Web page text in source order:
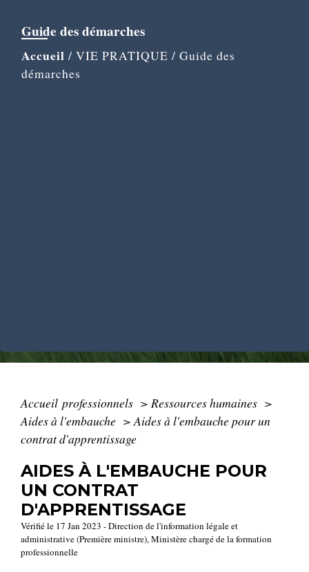
Guide des démarches
Accueil / VIE PRATIQUE / Guide des
démarches
Accueil professionnels > Ressources humaines >
Aides à l'embauche > Aides à l'embauche pour un
contrat d'apprentissage
AIDES À L'EMBAUCHE POUR
UN CONTRAT
D'APPRENTISSAGE
Vérifié le 17 Jan 2023 - Direction de l'information légale et
administrative (Première ministre), Ministère chargé de la formation
professionnelle